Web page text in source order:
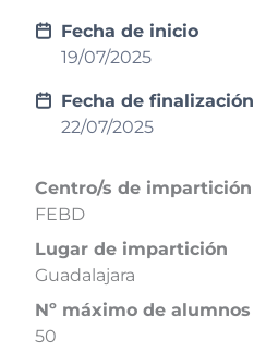
Fecha de inicio
19/07/2025
Fecha de finalización
22/07/2025
Centro/s de impartición
FEBD
Lugar de impartición
Guadalajara
Nº máximo de alumnos
50